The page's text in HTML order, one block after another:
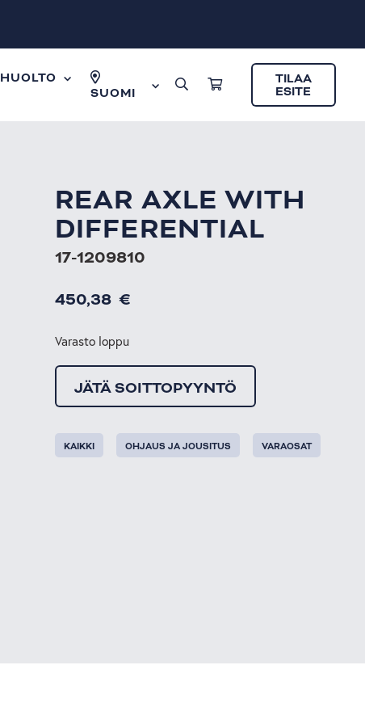
HUOLTO
SUOMI
TILAA
ESITE
REAR AXLE WITH
DIFFERENTIAL
17-1209810
450,38 €
Varasto loppu
JÄTÄ SOITTOPYYNTÖ
KAIKKI OHJAUS JA JOUSITUS VARAOSAT